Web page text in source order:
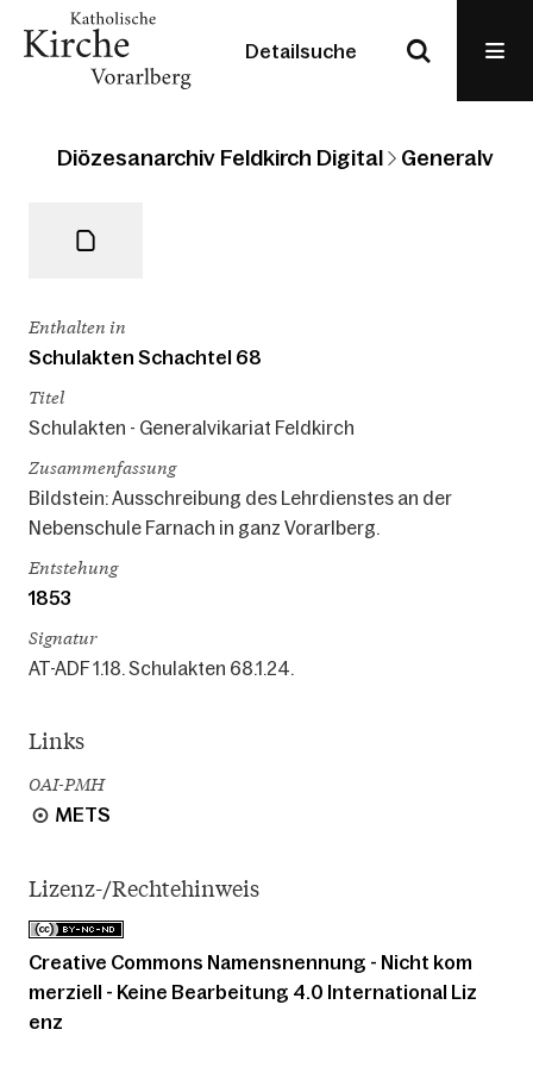
Detailsuche
Diözesanarchiv Feldkirch Digital
Enthalten in
Schulakten Schachtel 68
Titel
Schulakten - Generalvikariat Feldkirch
Zusammenfassung
Bildstein: Ausschreibung des Lehrdienstes an der
Nebenschule Farnach in ganz Vorarlberg.
Entstehung
1853
Signatur
AT-ADF 1.18. Schulakten 68.1.24.
Links
OAI-PMH
METS
Lizenz-/Rechtehinweis
Creative Commons Namensnennung - Nicht kom
merziell - Keine Bearbeitung 4.0 International Liz
enz